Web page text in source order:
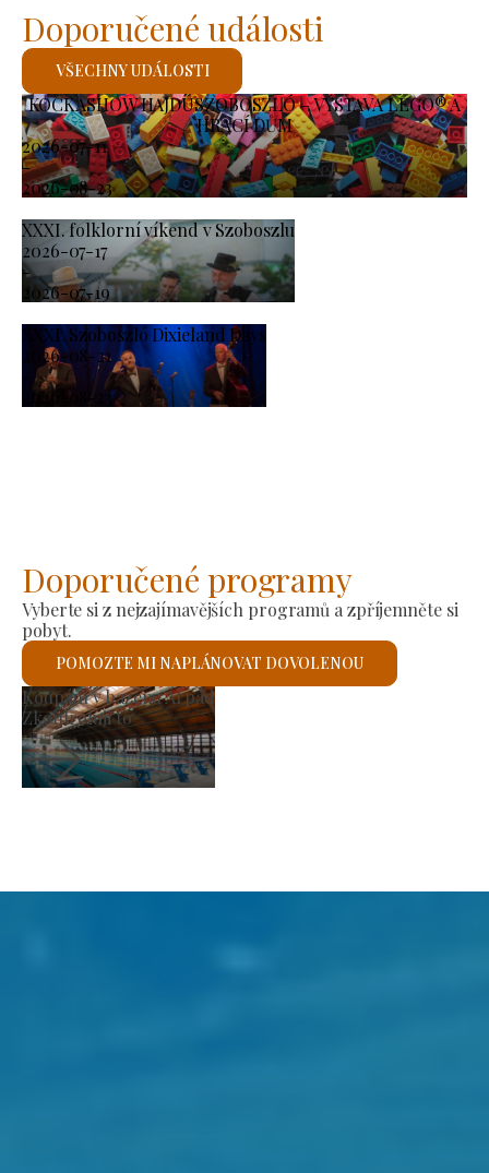
KOCKASHOW HAJDÚSZOBOSZLÓ – VÝSTAVA LEGO® A
HRACÍ DŮM
2026-07-11
-
2026-08-23
XXXI. folklorní víkend v Szoboszlu
2026-07-17
-
2026-07-19
XXXI. Szoboszló Dixieland Days
2026-08-21
-
2026-08-23
Doporučené události
VŠECHNY UDÁLOSTI
Doporučené programy
Vyberte si z nejzajímavějších programů a zpříjemněte si
pobyt.
POMOZTE MI NAPLÁNOVAT DOVOLENOU
Výrobní trh
Zkontroluji to